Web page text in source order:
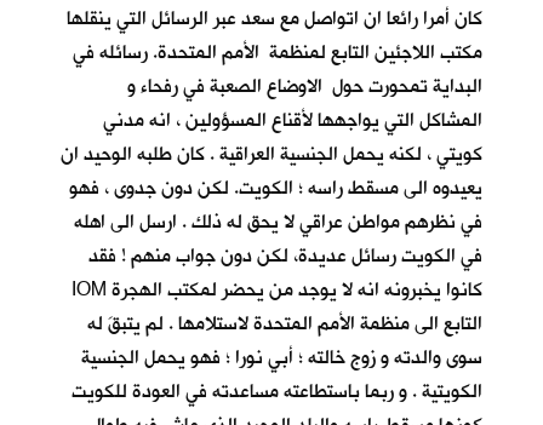
كان أمرا رائعا ان اتواصل مع سعد عبر الرسائل التي ينقلها
مكتب اللاجئين التابع لمنظمة الأمم المتحدة. رسائله في
البداية تمحورت حول الاوضاع الصعبة في رفحاء و
المشاكل التي يواجهها لأقناع المسؤولين ، انه مدني
كويتي ، لكنه يحمل الجنسية العراقية . كان طلبه الوحيد ان
يعيدوه الى مسقط راسه ؛ الكويت. لكن دون جدوى ، فهو
في نظرهم مواطن عراقي لا يحق له ذلك . ارسل الى اهله
في الكويت رسائل عديدة، لكن دون جواب منهم ! فقد
كانوا يخبرونه انه لا يوجد من يحضر لمكتب الهجرة IOM
التابع الى منظمة الأمم المتحدة لاستلامها . لم يتبقَ له
سوى والدته و زوج خالته ؛ أبي نورا ؛ فهو يحمل الجنسية
الكويتية . و ربما باستطاعته مساعدته في العودة للكويت